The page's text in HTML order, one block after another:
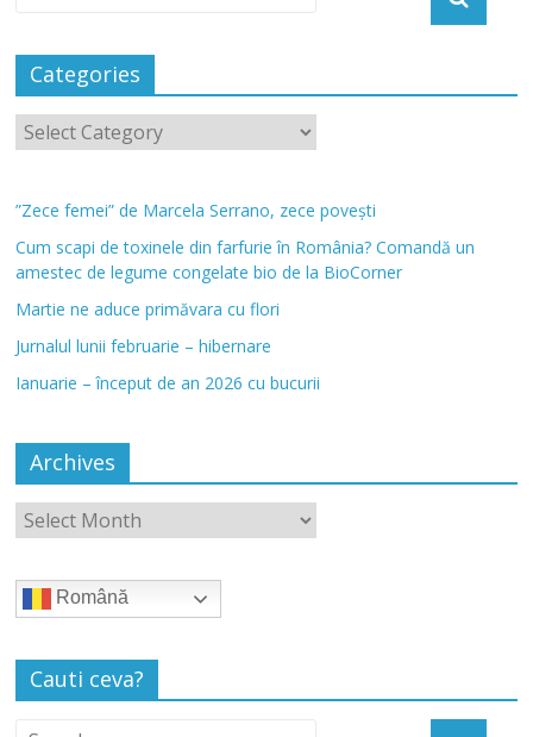
Categories
”Zece femei” de Marcela Serrano, zece povești
Cum scapi de toxinele din farfurie în România? Comandă un
amestec de legume congelate bio de la BioCorner
Martie ne aduce primăvara cu flori
Jurnalul lunii februarie – hibernare
Ianuarie – început de an 2026 cu bucurii
Archives
Română
Cauti ceva?